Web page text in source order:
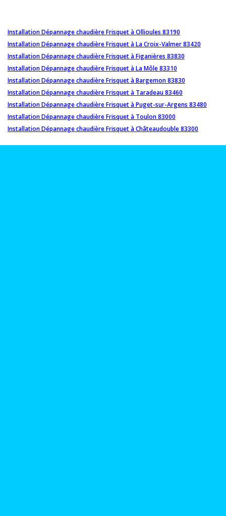
Installation Dépannage chaudière Frisquet à Ollioules 83190
Installation Dépannage chaudière Frisquet à La Croix-Valmer 83420
Installation Dépannage chaudière Frisquet à Figanières 83830
Installation Dépannage chaudière Frisquet à La Môle 83310
Installation Dépannage chaudière Frisquet à Bargemon 83830
Installation Dépannage chaudière Frisquet à Taradeau 83460
Installation Dépannage chaudière Frisquet à Puget-sur-Argens 83480
Installation Dépannage chaudière Frisquet à Toulon 83000
Installation Dépannage chaudière Frisquet à Châteaudouble 83300